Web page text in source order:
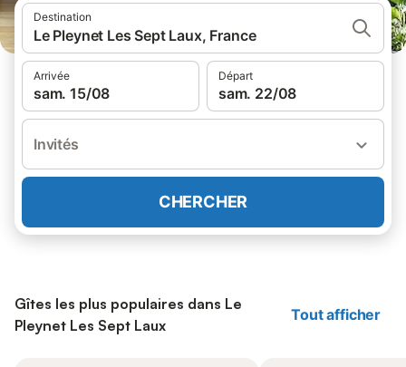
Destination
Le Pleynet Les Sept Laux, France
Arrivée
sam. 15/08
Départ
sam. 22/08
Invités
CHERCHER
Gîtes les plus populaires dans Le
Pleynet Les Sept Laux
Tout afficher